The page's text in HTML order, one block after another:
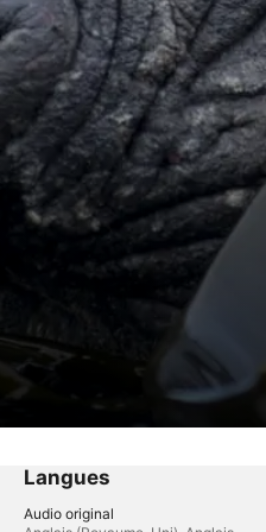
Langues
Audio original